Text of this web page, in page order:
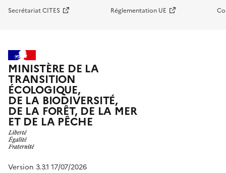
Secrétariat CITES Réglementation UE
MINISTÈRE DE LA
TRANSITION
ÉCOLOGIQUE,
DE LA BIODIVERSITÉ,
DE LA FORÊT, DE LA MER
ET DE LA PÊCHE
Version 3.3.1 17/07/2026